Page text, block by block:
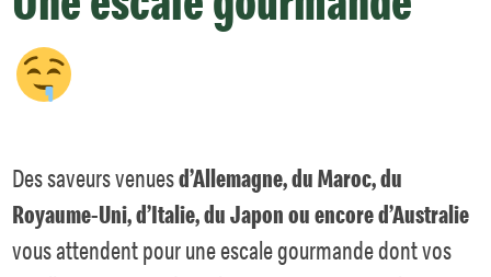
Des saveurs venuesd’Allemagne, du Maroc, du
Royaume-Uni, d’Italie, du Japon ou encore d’Australie
vous attendent pour une escale gourmande dont vos